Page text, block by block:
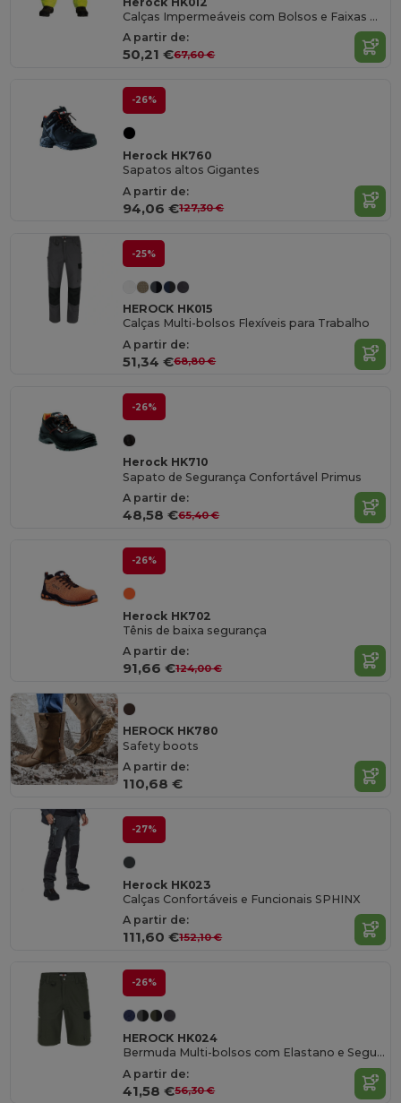
Calças Impermeáveis com Bolsos e Faixas Refletivas
A partir de:
50,21 €67,60 €
-26%
Herock HK760
Sapatos altos Gigantes
A partir de:
94,06 €127,30 €
-25%
HEROCK HK015
Calças Multi-bolsos Flexíveis para Trabalho
A partir de:
51,34 €68,80 €
-26%
Herock HK710
Sapato de Segurança Confortável Primus
A partir de:
48,58 €65,40 €
-26%
Herock HK702
Tênis de baixa segurança
A partir de:
91,66 €124,00 €
HEROCK HK780
Safety boots
A partir de:
110,68 €
-27%
Herock HK023
Calças Confortáveis e Funcionais SPHINX
A partir de:
111,60 €152,10 €
-26%
HEROCK HK024
Bermuda Multi-bolsos com Elastano e Segurança
A partir de:
41,58 €56,30 €